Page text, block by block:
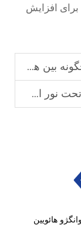
افزایش
هائویین